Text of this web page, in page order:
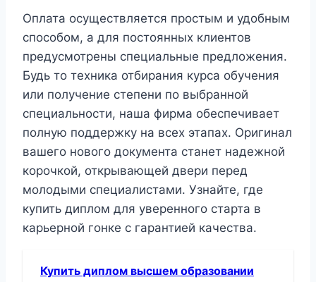
Оплата осуществляется простым и удобным
способом, а для постоянных клиентов
предусмотрены специальные предложения.
Будь то техника отбирания курса обучения
или получение степени по выбранной
специальности, наша фирма обеспечивает
полную поддержку на всех этапах. Оригинал
вашего нового документа станет надежной
корочкой, открывающей двери перед
молодыми специалистами. Узнайте, где
купить диплом для уверенного старта в
карьерной гонке с гарантией качества.
Купить диплом высшем образовании